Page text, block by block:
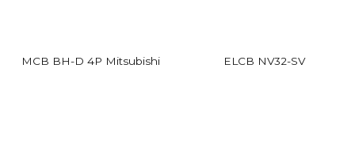
MCB BH-D 4P Mitsubishi ELCB NV32-SV